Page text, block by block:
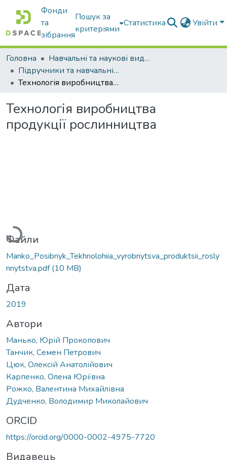
Фонди
та
зібрання
Пошук за
критеріями
Статистика Увійти
Головна
Навчальні та наукові видання
Підручники та навчальні посібники
Технологія виробництва продукції рослинництва
Технологія виробництва
продукції рослинництва
Вантажиться...
Файли
Manko_Posibnyk_Tekhnolohiia_vyrobnytsva_produktsii_rosly
nnytstva.pdf(10 MB)
Дата
2019
Автори
Манько, Юрій Прокопович
Танчик, Семен Петрович
Цюк, Олексій Анатолійович
Карпенко, Олена Юріївна
Рожко, Валентина Михайлівна
Дудченко, Володимир Миколайович
ORCID
https://orcid.org/0000-0002-4975-7720
Видавець